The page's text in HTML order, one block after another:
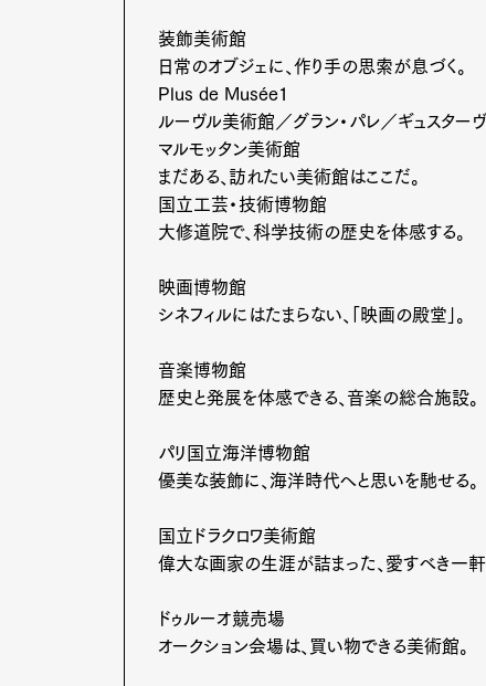
装飾美術館
日常のオブジェに、作り手の思索が息づく。
Plus de Musée1
ルーヴル美術館／グラン・パレ／ギュスター
マルモッタン美術館
まだある、訪れたい美術館はここだ。
国立工芸・技術博物館
大修道院で、科学技術の歴史を体感する。
映画博物館
シネフィルにはたまらない、「映画の殿堂」。
音楽博物館
歴史と発展を体感できる、音楽の総合施設。
パリ国立海洋博物館
優美な装飾に、海洋時代へと思いを馳せる。
国立ドラクロワ美術館
偉大な画家の生涯が詰まった、愛すべき一軒
ドゥルーオ競売場
オークション会場は、買い物できる美術館。